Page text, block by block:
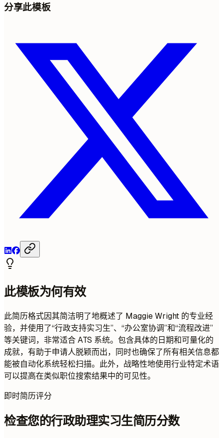
分享此模板
此模板为何有效
此简历格式因其简洁明了地概述了 Maggie Wright 的专业经
验，并使用了“行政支持实习生”、“办公室协调”和“流程改进”
等关键词，非常适合 ATS 系统。包含具体的日期和可量化的
成就，有助于申请人脱颖而出，同时也确保了所有相关信息都
能被自动化系统轻松扫描。此外，战略性地使用行业特定术语
可以提高在类似职位搜索结果中的可见性。
即时简历评分
检查您的行政助理实习生简历分数